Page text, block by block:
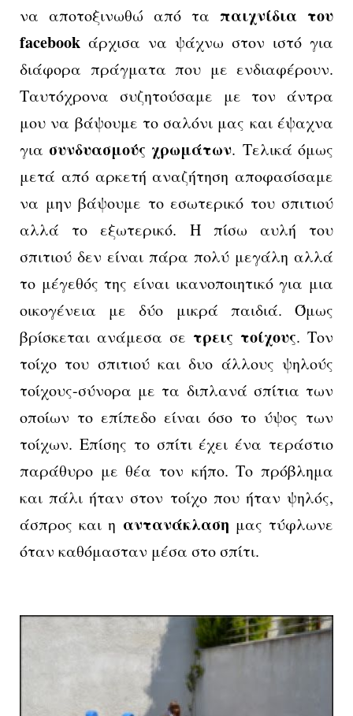
να αποτοξινωθώ από τα παιχνίδια του
facebook άρχισα να ψάχνω στον ιστό για
διάφορα πράγματα που με ενδιαφέρουν.
Ταυτόχρονα συζητούσαμε με τον άντρα
μου να βάψουμε το σαλόνι μας και έψαχνα
για συνδυασμούς χρωμάτων. Τελικά όμως
μετά από αρκετή αναζήτηση αποφασίσαμε
να μην βάψουμε το εσωτερικό του σπιτιού
αλλά το εξωτερικό. Η πίσω αυλή του
σπιτιού δεν είναι πάρα πολύ μεγάλη αλλά
το μέγεθός της είναι ικανοποιητικό για μια
οικογένεια με δύο μικρά παιδιά. Όμως
βρίσκεται ανάμεσα σε τρεις τοίχους. Τον
τοίχο του σπιτιού και δυο άλλους ψηλούς
τοίχους-σύνορα με τα διπλανά σπίτια των
οποίων το επίπεδο είναι όσο το ύψος των
τοίχων. Επίσης το σπίτι έχει ένα τεράστιο
παράθυρο με θέα τον κήπο. Το πρόβλημα
και πάλι ήταν στον τοίχο που ήταν ψηλός,
άσπρος και η αντανάκλαση μας τύφλωνε
όταν καθόμασταν μέσα στο σπίτι.